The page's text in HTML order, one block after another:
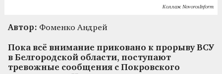
Коллаж NovorosInform
Автор: Фоменко Андрей
Пока всё внимание приковано к прорыву ВСУ
в Белгородской области, поступают
тревожные сообщения с Покровского